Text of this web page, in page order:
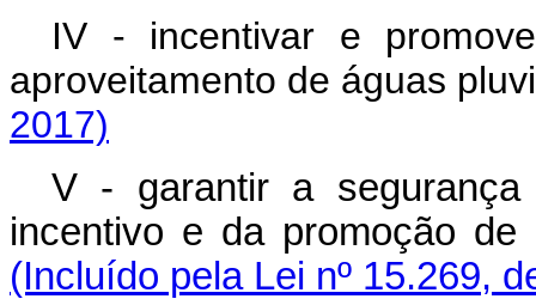
IV - incentivar e
aproveitamento de águas
2017)
V - garantir a
incentivo e da promoção
(Incluído pela Lei nº 15.269,